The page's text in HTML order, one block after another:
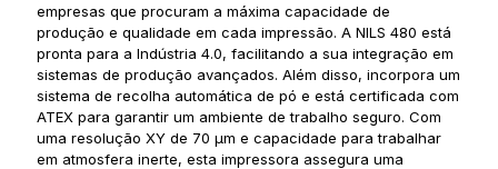
empresas que procuram a máxima capacidade de
produção e qualidade em cada impressão. A NILS 480 está
pronta para a Indústria 4.0, facilitando a sua integração em
sistemas de produção avançados. Além disso, incorpora um
sistema de recolha automática de pó e está certificada com
ATEX para garantir um ambiente de trabalho seguro. Com
uma resolução XY de 70 µm e capacidade para trabalhar
em atmosfera inerte, esta impressora assegura uma